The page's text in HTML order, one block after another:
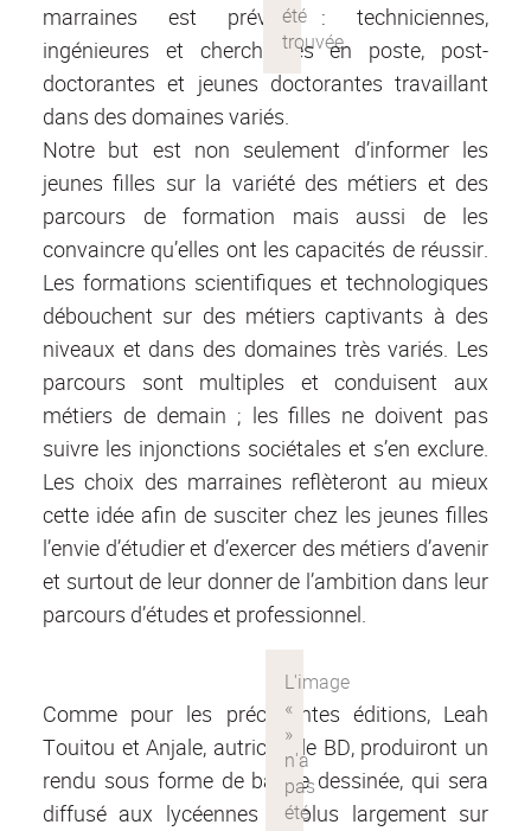
marraines est prévue : techniciennes,
ingénieures et chercheures en poste, post-
doctorantes et jeunes doctorantes travaillant
dans des domaines variés.
Notre but est non seulement d’informer les
jeunes filles sur la variété des métiers et des
parcours de formation mais aussi de les
convaincre qu’elles ont les capacités de réussir.
Les formations scientifiques et technologiques
débouchent sur des métiers captivants à des
niveaux et dans des domaines très variés. Les
parcours sont multiples et conduisent aux
métiers de demain ; les filles ne doivent pas
suivre les injonctions sociétales et s’en exclure.
Les choix des marraines reflèteront au mieux
cette idée afin de susciter chez les jeunes filles
l’envie d’étudier et d’exercer des métiers d’avenir
et surtout de leur donner de l’ambition dans leur
parcours d’études et professionnel.
Comme pour les précédentes éditions, Leah
Touitou et Anjale, autrices de BD, produiront un
rendu sous forme de bande dessinée, qui sera
diffusé aux lycéennes et plus largement sur